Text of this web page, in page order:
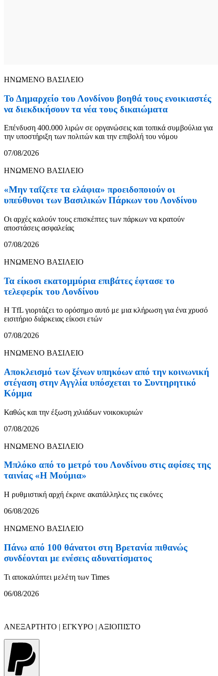
ΗΝΩΜΕΝΟ ΒΑΣΙΛΕΙΟ
Το Δημαρχείο του Λονδίνου βοηθά τους ενοικιαστές
να διεκδικήσουν τα νέα τους δικαιώματα
Επένδυση 400.000 λιρών σε οργανώσεις και τοπικά συμβούλια για
την υποστήριξη των πολιτών και την επιβολή του νόμου
07/08/2026
ΗΝΩΜΕΝΟ ΒΑΣΙΛΕΙΟ
«Μην ταΐζετε τα ελάφια» προειδοποιούν οι
υπεύθυνοι των Βασιλικών Πάρκων του Λονδίνου
Οι αρχές καλούν τους επισκέπτες των πάρκων να κρατούν
αποστάσεις ασφαλείας
07/08/2026
ΗΝΩΜΕΝΟ ΒΑΣΙΛΕΙΟ
Τα είκοσι εκατομμύρια επιβάτες έφτασε το
τελεφερίκ του Λονδίνου
Η TfL γιορτάζει το ορόσημο αυτό με μια κλήρωση για ένα χρυσό
εισιτήριο διάρκειας είκοσι ετών
07/08/2026
ΗΝΩΜΕΝΟ ΒΑΣΙΛΕΙΟ
Αποκλεισμό των ξένων υπηκόων από την κοινωνική
στέγαση στην Αγγλία υπόσχεται το Συντηρητικό
Κόμμα
Καθώς και την έξωση χιλιάδων νοικοκυριών
07/08/2026
ΗΝΩΜΕΝΟ ΒΑΣΙΛΕΙΟ
Μπλόκο από το μετρό του Λονδίνου στις αφίσες της
ταινίας «Η Μούμια»
Η ρυθμιστική αρχή έκρινε ακατάλληλες τις εικόνες
06/08/2026
ΗΝΩΜΕΝΟ ΒΑΣΙΛΕΙΟ
Πάνω από 100 θάνατοι στη Βρετανία πιθανώς
συνδέονται με ενέσεις αδυνατίσματος
Τι αποκαλύπτει μελέτη των Times
06/08/2026
ΑΝΕΞΑΡΤΗΤΟ | ΕΓΚΥΡΟ | ΑΞΙΟΠΙΣΤΟ